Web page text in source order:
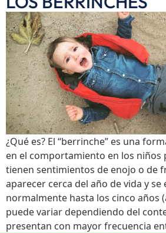
¿Qué es? El “berrinche” es una
en el comportamiento en los niños
tienen sentimientos de enojo o de
aparecer cerca del año de vida y se
normalmente hasta los cinco años
puede variar dependiendo del
presentan con mayor frecuencia